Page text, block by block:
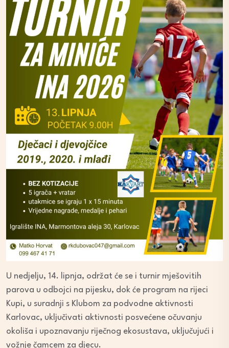
U nedjelju, 14. lipnja, održat će se i turnir mješovitih
parova u odbojci na pijesku, dok će program na rijeci
Kupi, u suradnji s Klubom za podvodne aktivnosti
Karlovac, uključivati aktivnosti posvećene očuvanju
okoliša i upoznavanju riječnog ekosustava, uključujući i
vožnje čamcem za djecu.